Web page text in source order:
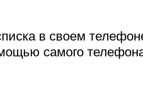
в своем
самого